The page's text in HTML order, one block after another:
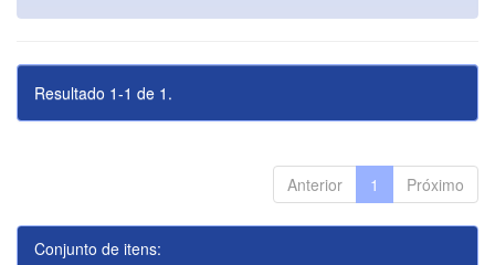
Resultado 1-1 de 1.
Anterior 1 Próximo
Conjunto de itens: